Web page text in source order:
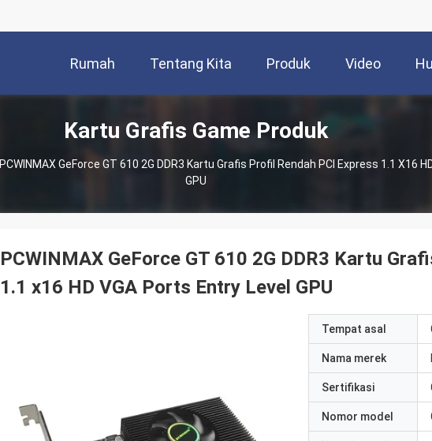
Rumah Tentang Kita Produk Video
Kartu Grafis Game Produk
PCWINMAX GeForce GT 610 2G DDR3 Kartu Grafis Profil Rendah PCI Express 1.1 X16
GPU
PCWINMAX GeForce GT 610 2G DDR3 Kartu
1.1 x16 HD VGA Ports Entry Level GPU
Tempat asal
Nama merek
Sertifikasi
Nomor model